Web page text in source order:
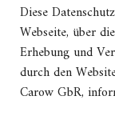
Diese
Webseite, über
Erhebung und
durch den
Carow GbR,